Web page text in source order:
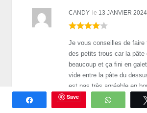
CANDY le 13 JANVIER
Je vous conseilles de faire
des petits trous car la pâte
beaucoup et ça fini en
vide entre la pâte du
est pas très agréable en
joli en présentation sinon
ma part j’ai fais la version
Partagez Save